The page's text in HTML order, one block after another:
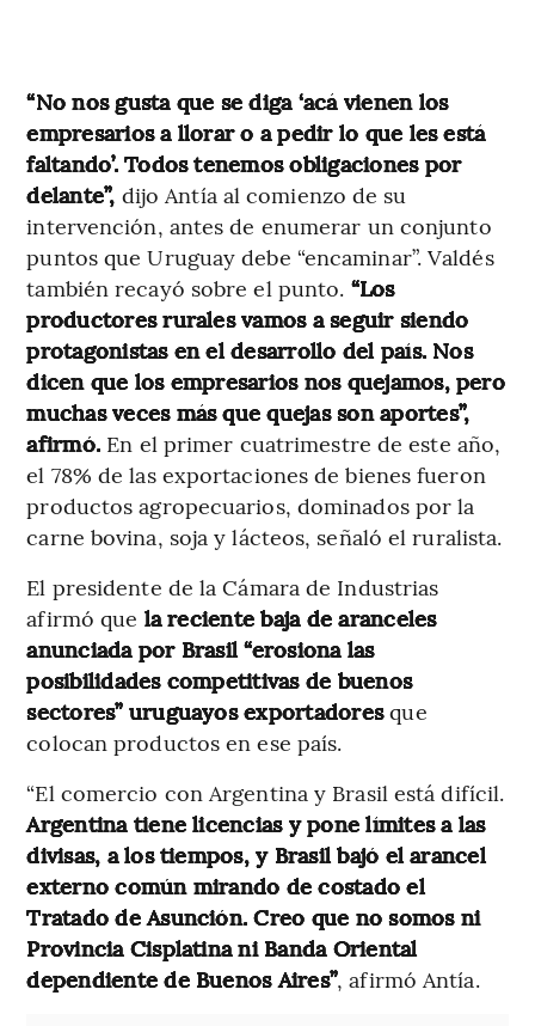
“No nos gusta que se diga ‘acá vienen los
empresarios a llorar o a pedir lo que les está
faltando’. Todos tenemos obligaciones por
delante”, dijo Antía al comienzo de su
intervención, antes de enumerar un conjunto
puntos que Uruguay debe “encaminar”. Valdés
también recayó sobre el punto. “Los
productores rurales vamos a seguir siendo
protagonistas en el desarrollo del país. Nos
dicen que los empresarios nos quejamos, pero
muchas veces más que quejas son aportes”,
afirmó. En el primer cuatrimestre de este año,
el 78% de las exportaciones de bienes fueron
productos agropecuarios, dominados por la
carne bovina, soja y lácteos, señaló el ruralista.
El presidente de la Cámara de Industrias
afirmó que la reciente baja de aranceles
anunciada por Brasil “erosiona las
posibilidades competitivas de buenos
sectores” uruguayos exportadoresque
colocan productos en ese país.
“El comercio con Argentina y Brasil está difícil.
Argentina tiene licencias y pone límites a las
divisas, a los tiempos, y Brasil bajó el arancel
externo común mirando de costado el
Tratado de Asunción. Creo que no somos ni
Provincia Cisplatina ni Banda Oriental
dependiente de Buenos Aires”, afirmó Antía.